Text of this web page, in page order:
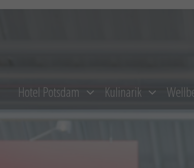
Zum
Hotel Potsdam Kulinarik